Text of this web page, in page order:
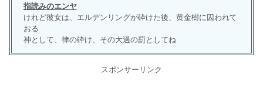
指読みのエンヤ
けれど彼女は、エルデンリングが砕けた後、黄金樹に囚われて
おる
神として、律の砕け、その大過の罰としてね
スポンサーリンク